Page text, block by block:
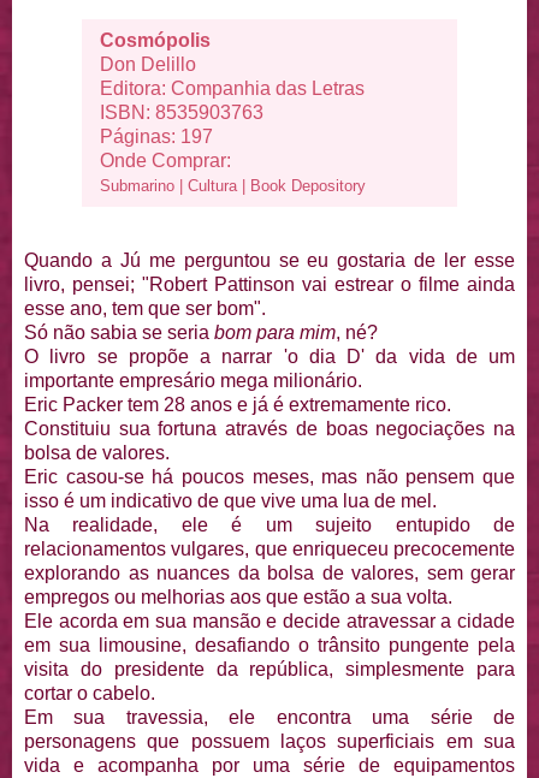
Cosmópolis
Don Delillo
Editora: Companhia das Letras
ISBN: 8535903763
Páginas: 197
Onde Comprar:
Submarino |Cultura | Book Depository
Quando a Jú me perguntou se eu gostaria de ler esse
livro, pensei; "Robert Pattinson vai estrear o filme ainda
esse ano, tem que ser bom".
Só não sabia se seria bom para mim, né?
O livro se propõe a narrar 'o dia D' da vida de um
importante empresário mega milionário.
Eric Packer tem 28 anos e já é extremamente rico.
Constituiu sua fortuna através de boas negociações na
bolsa de valores.
Eric casou-se há poucos meses, mas não pensem que
isso é um indicativo de que vive uma lua de mel.
Na realidade, ele é um sujeito entupido de
relacionamentos vulgares, que enriqueceu precocemente
explorando as nuances da bolsa de valores, sem gerar
empregos ou melhorias aos que estão a sua volta.
Ele acorda em sua mansão e decide atravessar a cidade
em sua limousine, desafiando o trânsito pungente pela
visita do presidente da república, simplesmente para
cortar o cabelo.
Em sua travessia, ele encontra uma série de
personagens que possuem laços superficiais em sua
vida e acompanha por uma série de equipamentos